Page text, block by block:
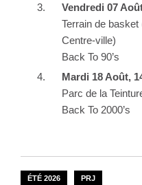
Vendredi 07
Terrain de
Centre-ville)
Back To 90’s
Mardi 18 Août,
Parc de la
Back To 2000’s
ÉTÉ 2026 PRJ